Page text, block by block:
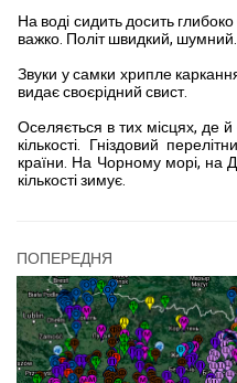
На воді сидить досить
важко. Політ швидкий, шумний.
Звуки у самки хрипле
ви­дає своєрідний свист.
Оселя­ється в тих місцях, де
кіль­кості. Гніздовий
країни. На Чорному морі, на
кіль­кості зимує.
ПОПЕРЕДНЯ